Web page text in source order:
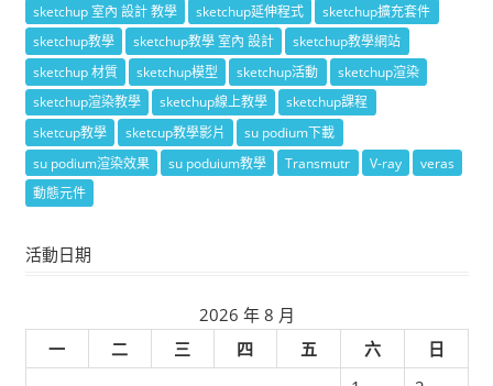
sketchup 室內 設計 教學
sketchup延伸程式
sketchup擴充套件
sketchup教學
sketchup教學 室內 設計
sketchup教學網站
sketchup 材質
sketchup模型 sketchup活動
sketchup渲染
sketchup渲染教學
sketchup線上教學
sketchup課程
sketcup教學
sketcup教學影片
su podium下載
su podium渲染效果
su poduium教學 Transmutr V-ray
veras
動態元件
活動日期
2026 年 8 月
一
二 三 四 五 六
日